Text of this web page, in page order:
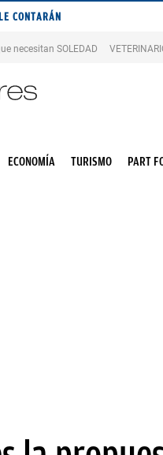
CONTARÁN
necesitan SOLEDAD
ECONOMÍA TURISMO PART